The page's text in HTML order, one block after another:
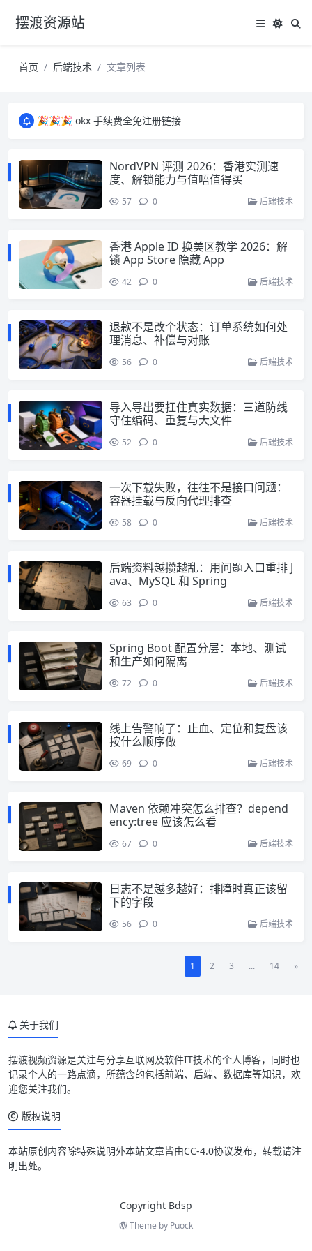
摆渡资源站
首页 后端技术 文章列表
🎉🎉🎉 okx 手续费全免注册链接
🎉🎉🎉 okx 手续费全免注册链接NordVPN 评测 2026：香港实测速
度、解锁能力与值唔值得买
57 0 后端技术
香港 Apple ID 换美区教学 2026：解
锁 App Store 隐藏 App
42 0 后端技术
退款不是改个状态：订单系统如何处
理消息、补偿与对账
56 0 后端技术
导入导出要扛住真实数据：三道防线
守住编码、重复与大文件
52 0 后端技术
一次下载失败，往往不是接口问题：
容器挂载与反向代理排查
58 0 后端技术
后端资料越攒越乱：用问题入口重排 J
ava、MySQL 和 Spring
63 0 后端技术
Spring Boot 配置分层：本地、测试
和生产如何隔离
72 0 后端技术
线上告警响了：止血、定位和复盘该
按什么顺序做
69 0 后端技术
Maven 依赖冲突怎么排查？depend
ency:tree 应该怎么看
67 0 后端技术
日志不是越多越好：排障时真正该留
下的字段
56 0 后端技术
1 2 3 ... 14 »
关于我们
摆渡视频资源是关注与分享互联网及软件IT技术的个人博客，同时也
记录个人的一路点滴，所蕴含的包括前端、后端、数据库等知识，欢
迎您关注我们。
版权说明
本站原创内容除特殊说明外本站文章皆由CC-4.0协议发布，转载请注
明出处。
Copyright Bdsp
Theme by Puock